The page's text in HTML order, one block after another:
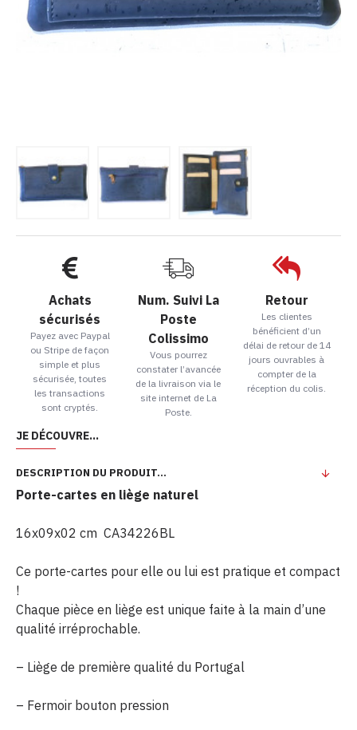
Achats
sécurisés
Payez avec Paypal
ou Stripe de façon
simple et plus
sécurisée, toutes
les transactions
sont cryptés.
Num. Suivi La
Poste
Colissimo
Vous pourrez
constater l’avancée
de la livraison via le
site internet de La
Poste.
Retour
Les clientes
bénéficient d’un
délai de retour de 14
jours ouvrables à
compter de la
réception du colis.
JE DÉCOUVRE...
DESCRIPTION DU PRODUIT...
Porte-cartes en liège naturel
16x09x02 cm CA34226BL
Ce porte-cartes pour elle ou lui est pratique et compact
!
Chaque pièce en liège est unique faite à la main d’une
qualité irréprochable.
– Liège de première qualité du Portugal
– Fermoir bouton pression